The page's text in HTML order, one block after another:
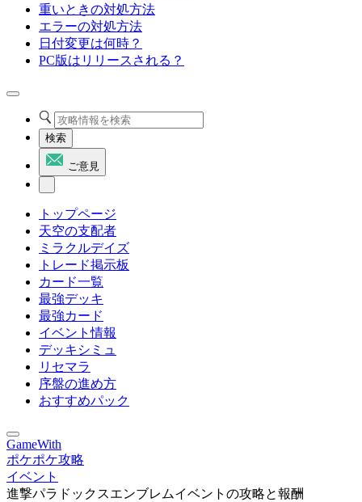
重いときの対処方法
エラーの対処方法
日付変更は何時？
PC版はリリースされる？
検索
ご意見
トップページ
天空の支配者
ミラクルデイズ
トレード掲示板
カード一覧
最強デッキ
最強カード
イベント情報
デッキシミュ
リセマラ
序盤の進め方
おすすめパック
GameWith
ポケポケ攻略
イベント
進撃パラドックスエンブレムイベントの攻略と報酬